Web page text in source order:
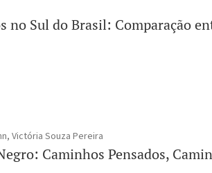
no Sul do Brasil: Comparação
Victória Souza Pereira
Caminhos Pensados,